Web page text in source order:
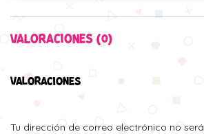
VALORACIONES (0)
VALORACIONES
Tu dirección de correo electrónico no